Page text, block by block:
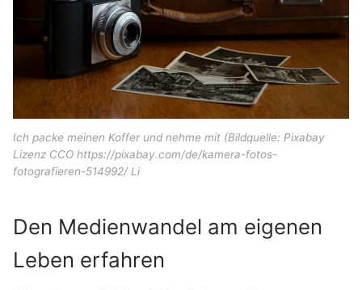
Ich packe meinen Koffer und nehme mit (Bildquelle: Pixabay
Lizenz CCO https://pixabay.com/de/kamera-fotos-
fotografieren-514992/ Li
Den Medienwandel am eigenen
Leben erfahren